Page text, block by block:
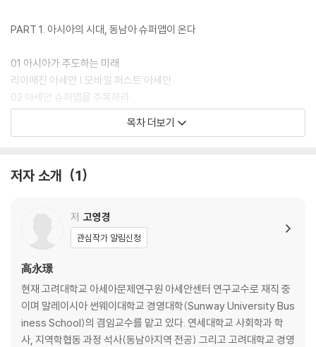
PART 1. 아시아의 시대, 동남아 슈퍼앱이 온다
01 아시아가 주도하는 미래
리이매진 아세안 | 모바일 퍼스트 아세안
02 아세안 슈퍼앱을 주목하라
급격히 성장하는 아세안 디지털 경제 | 디지털 경제의 판을 흔드는 리딩 플
레이어들 | 일상생활을 바꾼 슈퍼앱의 위력 | 슈퍼앱이 통할 수밖에 없는
03 동남아를 집어삼킨 슈퍼앱, 그랩
두 명의 ‘탄’이 만든 마이택시 | 해외 진출로 이룬 스케일업, 말레이시아에
서 이웃 국가로 | 적절한 타이밍! 모바일 퍼스트에 진입한 동남아 시장 | 교
통, 동남아 공통의 페인 포인트 | 소프트뱅크의 손정의가 우버보다 먼저 택
한 그랩 | 골리앗과 다윗의 싸움, 우버 vs. 그랩 | 동남아 시장 통합 전략, 지
역화 | 하이퍼 로컬라이제이션 전략 | 그랩페이, 결제가 핵심 | 팬데믹이 키
운 그랩푸드와 그랩마트 | 독점과 소셜 임팩트 사이
목차 더보기
저자 소개 1
저 고영경
관심작가 알림신청
高永璟
현재 고려대학교 아세아문제연구원 아세안센터 연구교수로 재직 중
이며 말레이시아 썬웨이대학교 경영대학(Sunway University Bus
iness School)의 겸임교수를 맡고 있다. 연세대학교 사회학과 학
사, 지역학협동 과정 석사(동남아지역 전공) 그리고 고려대학교 경영